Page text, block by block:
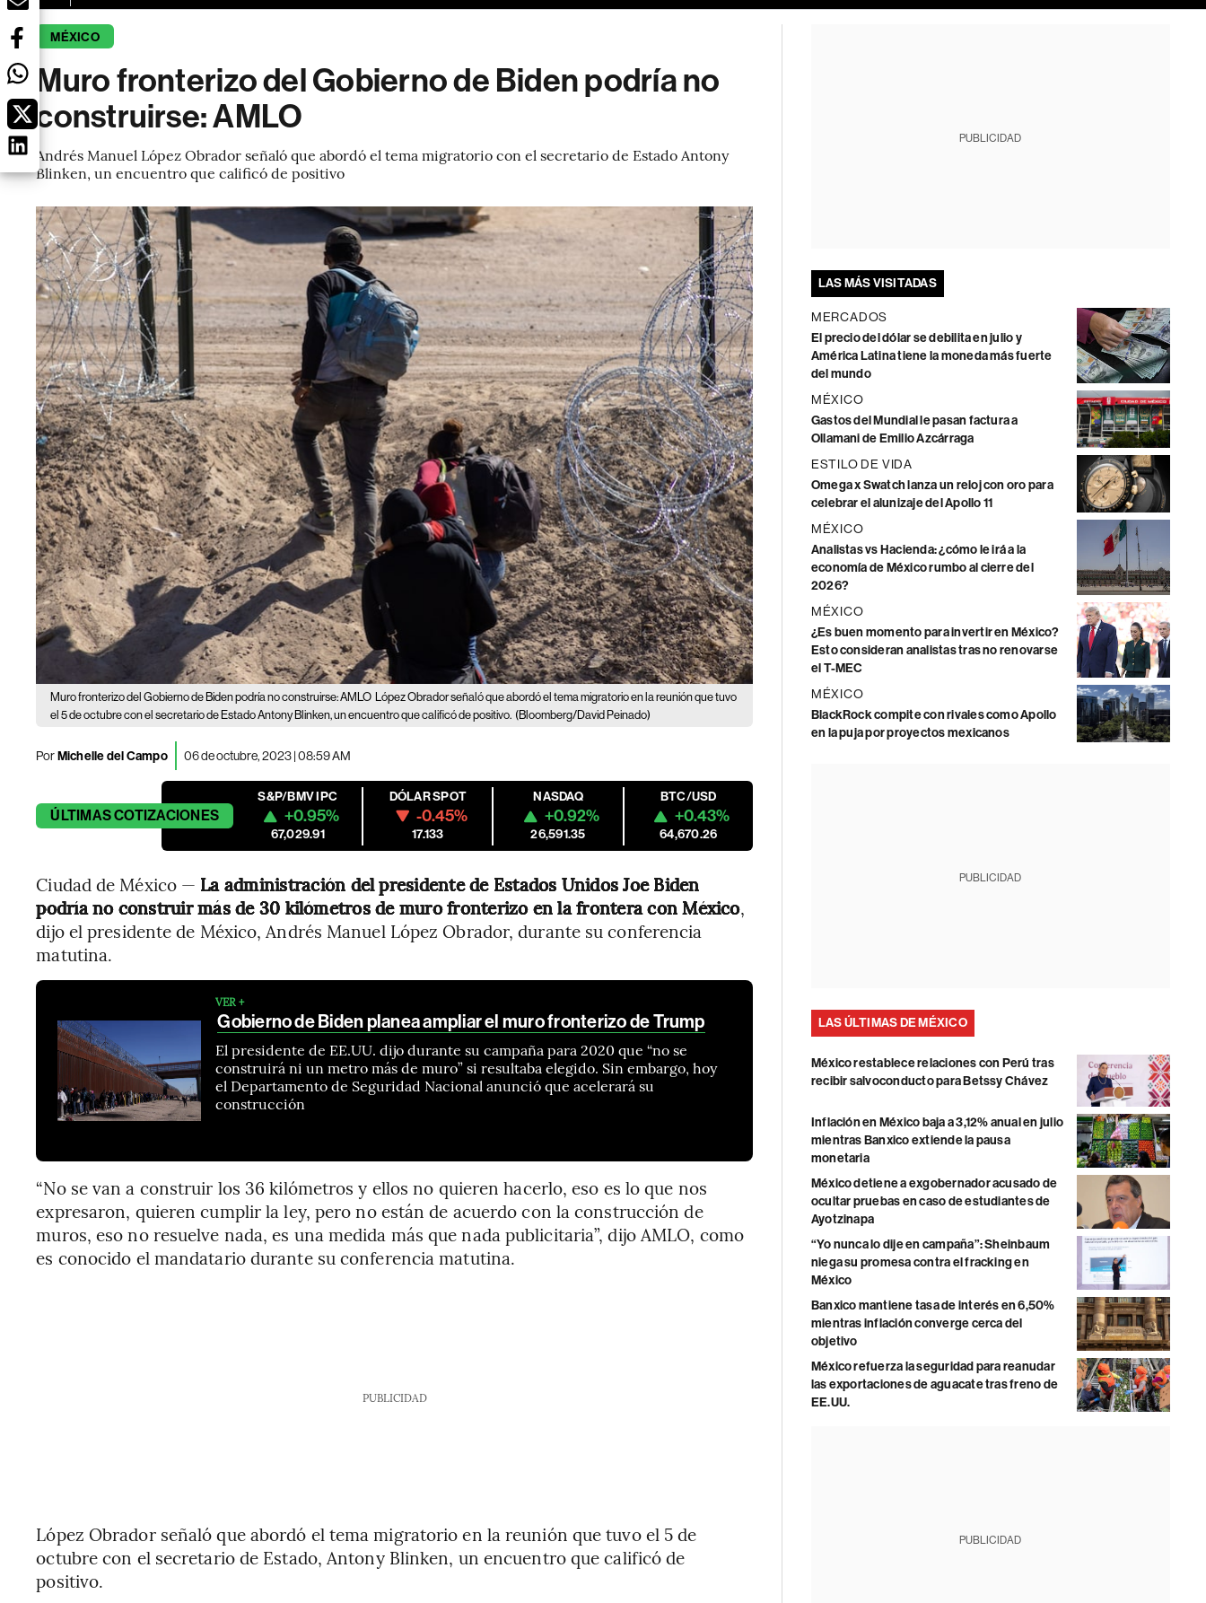
MÉXICO
Muro fronterizo del Gobierno de Biden podría no
construirse: AMLO
Andrés Manuel López Obrador señaló que abordó el tema migratorio con el secretario de Estado Antony
Blinken, un encuentro que calificó de positivo
Muro fronterizo del Gobierno de Biden podría no construirse: AMLO López Obrador señaló que abordó el tema migratorio en la reunión que tuvo
el 5 de octubre con el secretario de Estado Antony Blinken, un encuentro que calificó de positivo. (Bloomberg/David Peinado)
PorMichelle del Campo 06 de octubre, 2023 | 08:59 AM
ÚLTIMASCOTIZACIONES
S&P/BMV IPC
+0.95%
67,029.91
DÓLAR SPOT
-0.45%
17.133
NASDAQ
+0.92%
26,591.35
BTC/USD
+0.43%
64,670.26
Ciudad de México — La administración del presidente de Estados Unidos Joe Biden
podría no construir más de 30 kilómetros de muro fronterizo en la frontera con México,
dijo el presidente de México, Andrés Manuel López Obrador, durante su conferencia
matutina.
VER +
Gobierno de Biden planea ampliar el muro fronterizo de Trump
El presidente de EE.UU. dijo durante su campaña para 2020 que “no se
construirá ni un metro más de muro” si resultaba elegido. Sin embargo, hoy
el Departamento de Seguridad Nacional anunció que acelerará su
construcción
“No se van a construir los 36 kilómetros y ellos no quieren hacerlo, eso es lo que nos
expresaron, quieren cumplir la ley, pero no están de acuerdo con la construcción de
muros, eso no resuelve nada, es una medida más que nada publicitaria”, dijo AMLO, como
es conocido el mandatario durante su conferencia matutina.
PUBLICIDAD
López Obrador señaló que abordó el tema migratorio en la reunión que tuvo el 5 de
octubre con el secretario de Estado, Antony Blinken, un encuentro que calificó de
positivo.
PUBLICIDAD
LAS MÁS VISITADAS
MERCADOS
El precio del dólar se debilita en julio y
América Latina tiene la moneda más fuerte
del mundo
MÉXICO
Gastos del Mundial le pasan factura a
Ollamani de Emilio Azcárraga
ESTILO DE VIDA
Omega x Swatch lanza un reloj con oro para
celebrar el alunizaje del Apollo 11
MÉXICO
Analistas vs Hacienda: ¿cómo le irá a la
economía de México rumbo al cierre del
2026?
MÉXICO
¿Es buen momento para invertir en México?
Esto consideran analistas tras no renovarse
el T-MEC
MÉXICO
BlackRock compite con rivales como Apollo
en la puja por proyectos mexicanos
PUBLICIDAD
LAS ÚLTIMAS DE MÉXICO
México restablece relaciones con Perú tras
recibir salvoconducto para Betssy Chávez
Inflación en México baja a 3,12% anual en julio
mientras Banxico extiende la pausa
monetaria
México detiene a exgobernador acusado de
ocultar pruebas en caso de estudiantes de
Ayotzinapa
“Yo nunca lo dije en campaña”: Sheinbaum
niega su promesa contra el fracking en
México
Banxico mantiene tasa de interés en 6,50%
mientras inflación converge cerca del
objetivo
México refuerza la seguridad para reanudar
las exportaciones de aguacate tras freno de
EE.UU.
PUBLICIDAD